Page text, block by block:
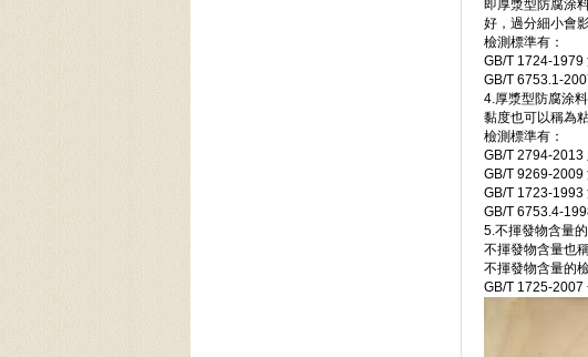
即厚漿型防腐涂
好，過分細小會
檢測標準有：
GB/T 1724-1979
GB/T 6753.1-
4.厚漿型防腐涂
黏度也可以稱為
檢測標準有：
GB/T 2794-2013
GB/T 9269-2009
GB/T 1723-1993
GB/T 6753.4-
5.不揮發物含量
不揮發物含量也
不揮發物含量的
GB/T 1725-2007